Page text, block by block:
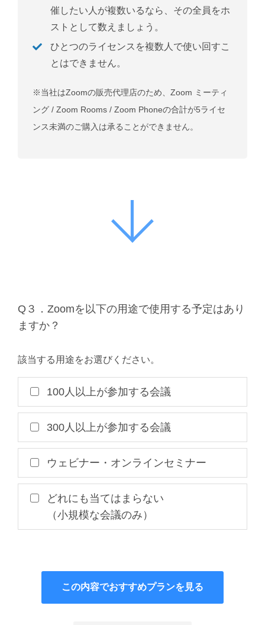
催したい人が複数いるなら、その全員をホ
ストとして数えましょう。
ひとつのライセンスを複数人で使い回すこ
とはできません。
※当社はZoomの販売代理店のため、Zoom ミーティ
ング / Zoom Rooms / Zoom Phoneの合計が5ライセ
ンス未満のご購入は承ることができません。
Q３．Zoomを以下の用途で使用する予定はあり
ますか？
該当する用途をお選びください。
100人以上が参加する会議
300人以上が参加する会議
ウェビナー・オンラインセミナー
どれにも当てはまらない
（小規模な会議のみ）
この内容でおすすめプランを見る